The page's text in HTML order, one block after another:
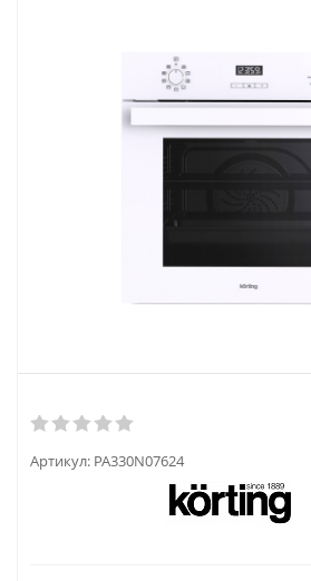
Артикул: PA330N07624